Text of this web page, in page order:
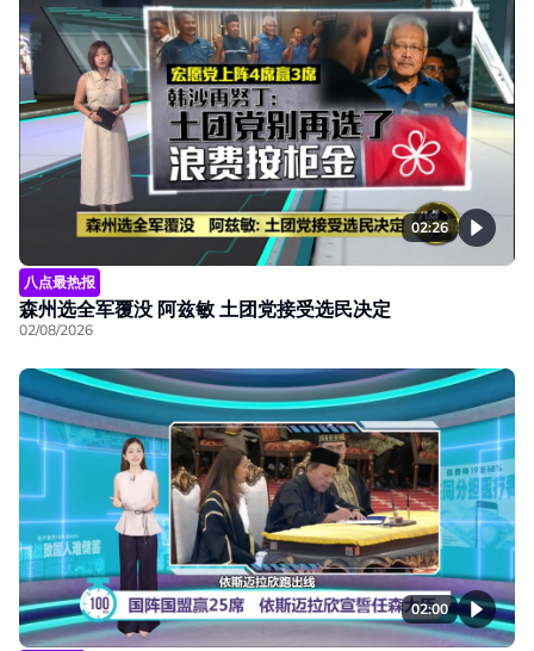
02:26
八点最热报
森州选全军覆没 阿兹敏 土团党接受选民决定
02/08/2026
02:00